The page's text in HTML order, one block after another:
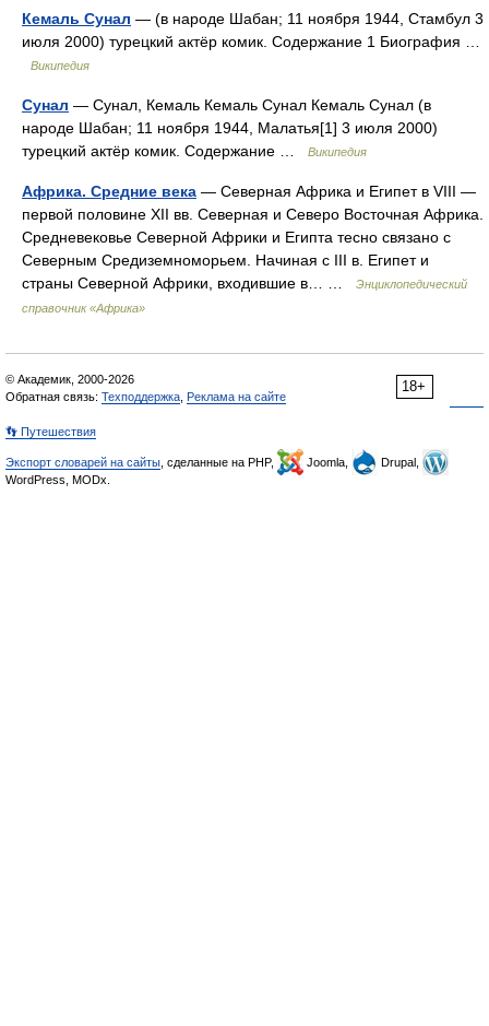
Кемаль Сунал — (в народе Шабан; 11 ноября 1944, Стамбул 3
июля 2000) турецкий актёр комик. Содержание 1 Биография …
Википедия
Сунал — Сунал, Кемаль Кемаль Сунал Кемаль Сунал (в
народе Шабан; 11 ноября 1944, Малатья[1] 3 июля 2000)
турецкий актёр комик. Содержание …
Википедия
Африка. Средние века — Северная Африка и Египет в VIII —
первой половине XII вв. Северная и Северо Восточная Африка.
Средневековье Северной Африки и Египта тесно связано с
Северным Средиземноморьем. Начиная с III в. Египет и
страны Северной Африки, входившие в… …
Энциклопедический
справочник «Африка»
18+
© Академик, 2000-2026
Обратная связь: Техподдержка Реклама на сайте
👣 Путешествия
Экспорт словарей на сайты , сделанные на PHP, Joomla,
Drupal,
WordPress, MODx.